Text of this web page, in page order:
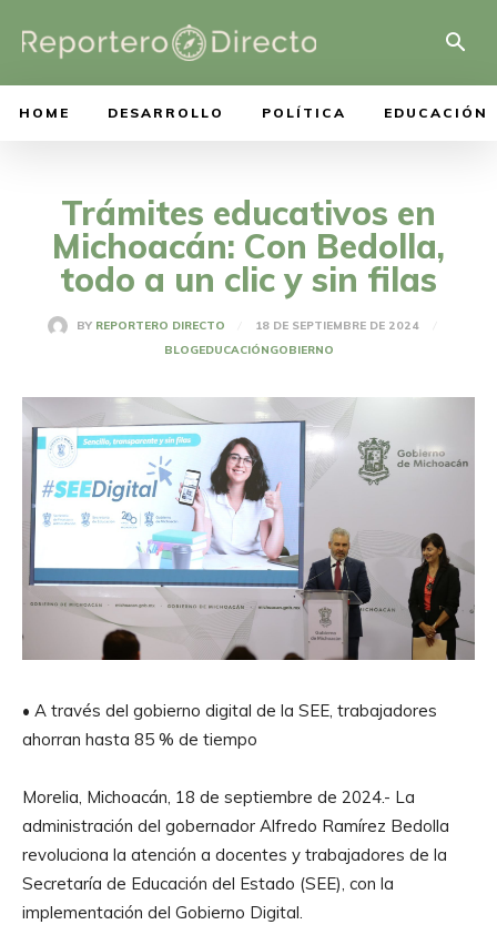
HOME DESARROLLO POLÍTICA EDUCACIÓN
Trámites educativos en
Michoacán: Con Bedolla,
todo a un clic y sin filas
BY REPORTERO DIRECTO
18 DE SEPTIEMBRE DE 2024
BLOGEDUCACIÓNGOBIERNO
• A través del gobierno digital de la SEE, trabajadores
ahorran hasta 85 % de tiempo
Morelia, Michoacán, 18 de septiembre de 2024.- La
administración del gobernador Alfredo Ramírez Bedolla
revoluciona la atención a docentes y trabajadores de la
Secretaría de Educación del Estado (SEE), con la
implementación del Gobierno Digital.